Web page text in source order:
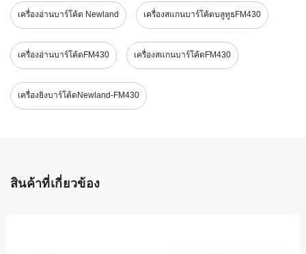
เครื่องอ่านบาร์โค้ด Newland เครื่องสแกนบาร์โค้ดบลูทูธFM430
เครื่องอ่านบาร์โค้ดFM430 เครื่องสแกนบาร์โค้ดFM430
เครื่องยิงบาร์โค้ดNewland-FM430
สินค้าที่เกี่ยวข้อง